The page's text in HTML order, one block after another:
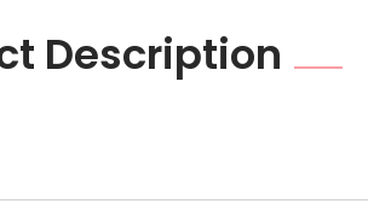
Description